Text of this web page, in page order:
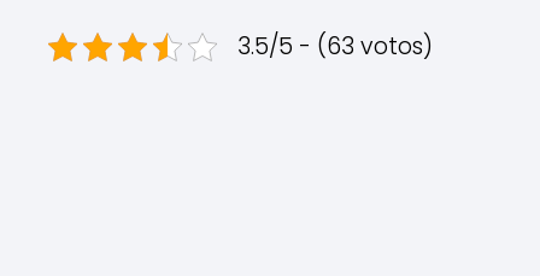
3.5/5 - (63 votos)